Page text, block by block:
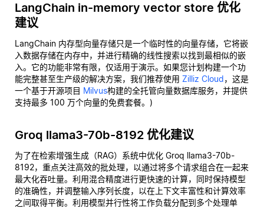
LangChain in-memory vector store 优化
建议
LangChain 内存型向量存储只是一个临时性的向量存储，它将嵌
入数据存储在内存中，并进行精确的线性搜索以找到最相似的嵌
入。它的功能非常有限，仅适用于演示。如果您计划构建一个功
能完整甚至生产级的解决方案，我们推荐使用 Zilliz Cloud，这是
一个基于开源项目 Milvus构建的全托管向量数据库服务，并提供
支持最多 100 万个向量的免费套餐。)
Groq llama3-70b-8192 优化建议
为了在检索增强生成（RAG）系统中优化 Groq llama3-70b-
8192，重点关注高效的批处理，以通过将多个请求组合在一起来
最大化吞吐量。利用混合精度进行更快速的计算，同时保持模型
的准确性，并调整输入序列长度，以在上下文丰富性和计算效率
之间取得平衡。利用模型并行性将工作负载分配到多个处理单